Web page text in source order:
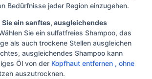
Bedürfnisse jeder Region einzugehen.
ein sanftes, ausgleichendes
Sie ein sulfatfreies Shampoo, das
als auch trockene Stellen ausgleichen
ausgleichendes Shampoo kann
Öl von der Kopfhaut entfernen , ohne
auszutrocknen.